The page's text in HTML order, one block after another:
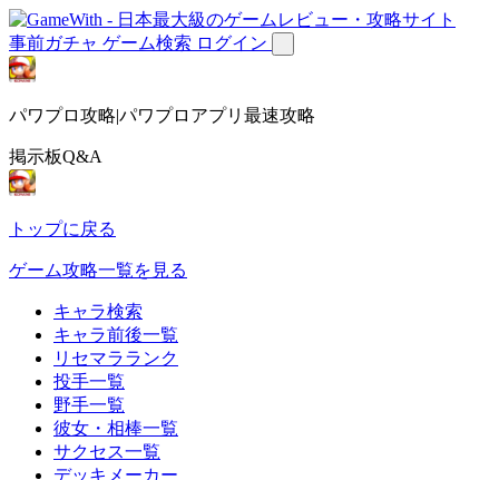
事前ガチャ ゲーム検索 ログイン
パワプロ攻略|パワプロアプリ最速攻略
掲示板Q&A
トップに戻る
ゲーム攻略一覧を見る
キャラ検索
キャラ前後一覧
リセマラランク
投手一覧
野手一覧
彼女・相棒一覧
サクセス一覧
デッキメーカー